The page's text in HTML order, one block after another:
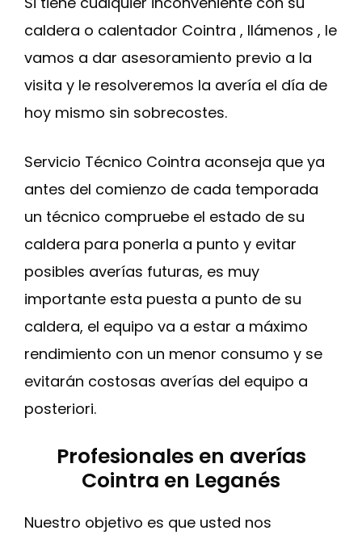
caldera o calentador Cointra , llámenos , le
vamos a dar asesoramiento previo a la
visita y le resolveremos la avería el día de
hoy mismo sin sobrecostes.
Servicio Técnico Cointra aconseja que ya
antes del comienzo de cada temporada
un técnico compruebe el estado de su
caldera para ponerla a punto y evitar
posibles averías futuras, es muy
importante esta puesta a punto de su
caldera, el equipo va a estar a máximo
rendimiento con un menor consumo y se
evitarán costosas averías del equipo a
posteriori.
Profesionales en averías
Cointra en Leganés
Nuestro objetivo es que usted nos